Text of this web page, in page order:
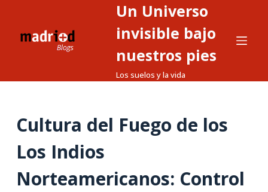
Un Universo
invisible bajo
nuestros pies
Los suelos y la vida
Cultura del Fuego de los
Los Indios
Norteamericanos: Control